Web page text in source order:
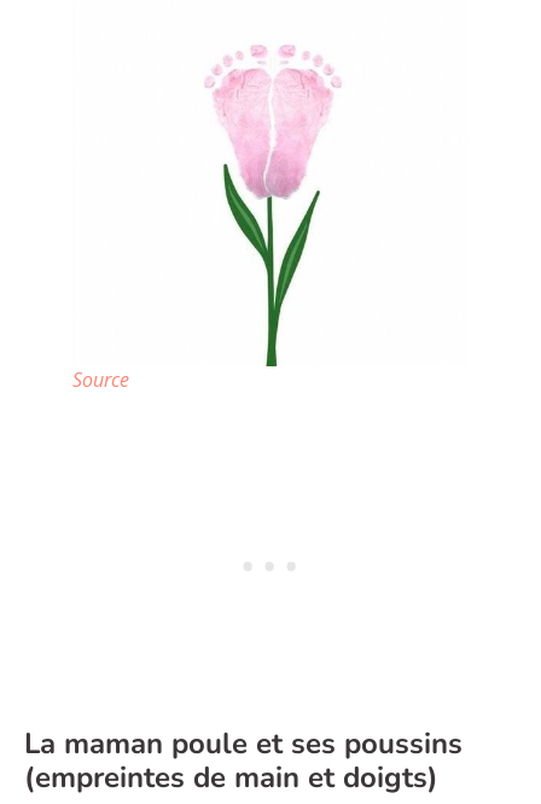
Source
La maman poule et ses poussins
(empreintes de main et doigts)